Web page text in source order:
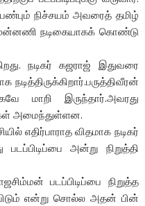
நிச்சயம் அவரைத் தமிழ்
முன்னணி நடிகையாகக் கொண்டு
நடிகர் கஜராஜ் இதுவரை
நடித்திருக்கிறார்.பருத்திவீரன்
மாறி இருந்தார்.அவரது
அமைந்துள்ளன.
எதிர்பாராத விதமாக நடிகர்
அன்று நிறுத்தி
படப்பிடிப்பை நிறுத்த
என்று சொல்ல அதன் பின்